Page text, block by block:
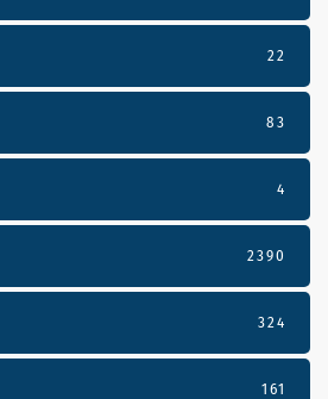
22
83
4
2390
324
161